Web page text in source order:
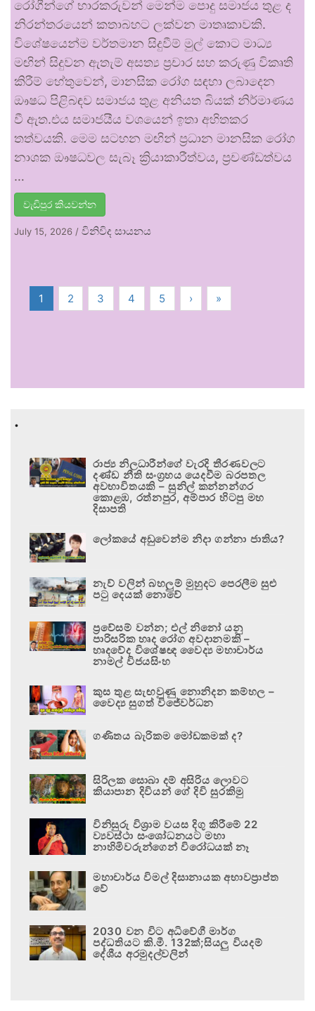
රෝගීන්ගේ භාරකරුවන් මෙන්ම පොදු සමාජය තුළ ද
නිරන්තරයෙන් කතාබහට ලක්වන මාතෘකාවකි.
විශේෂයෙන්ම වර්තමාන සිදුවීම් මුල් කොට මාධ්‍ය
මඟින් සිදුවන ඇතැම් අසත්‍ය ප්‍රචාර සහ කරුණු විකෘති
කිරීම් හේතුවෙන්, මානසික රෝග සඳහා ලබාදෙන
ඖෂධ පිළිබඳව සමාජය තුළ අනියත බියක් නිර්මාණය
වී ඇත.එය සමාජයීය වශයෙන් ඉතා අහිතකර
තත්වයකි. මෙම සටහන මඟින් ප්‍රධාන මානසික රෝග
නාශක ඖෂධවල සැබෑ ක්‍රියාකාරීත්වය, ප්‍රචණ්ඩත්වය
…
වැඩිපුර කියවන්න
July 15, 2026 / විනිවිද සායනය
1 2 3 4 5 › »
.
රාජ්‍ය නිලධාරීන්ගේ වැරදි තීරණවලට
දණ්ඩ නීති සංග්‍රහය යෙදවීම බරපතල
අවභාවිතයකි – සුනිල් කන්නන්ගර
කොළඹ, රත්නපුර, අම්පාර හිටපු මහ
දිසාපති
ලෝකයේ අඩුවෙන්ම නිදා ගන්නා ජාතිය?
නැව් වලින් බහලුම් මුහුදට පෙරලීම සුළු
පටු දෙයක් නොවේ
ප්‍රවේසම් වන්න; එල් නිනෝ යනු
පාරිසරික හෘද රෝග අවදානමකි –
හෘදවේද විශේෂඥ වෛද්‍ය මහාචාර්ය
නාමල් විජයසිංහ
කුස තුළ සැඟවුණු නොනිදන කම්හල –
වෛද්‍ය සුගත් විජේවර්ධන
ගණිතය බැරිකම මෝඩකමක් ද?
සිරිලක සොබා දම් අසිරිය ලොවට
කියාපාන දිවියන් ගේ දිවි සුරකිමු
විනිසුරු විශ්‍රාම වයස දිගු කිරීමේ 22
ව්‍යවස්ථා සංශෝධනයට මහා
නාහිමිවරුන්ගෙන් විරෝධයක් නෑ
මහාචාර්ය විමල් දිසානායක අභාවප්‍රාප්ත
වේ
2030 වන විට අධිවේගී මාර්ග
පද්ධතියට කි.මී. 132ක්;සියලු වියදම්
දේශීය අරමුදල්වලින්